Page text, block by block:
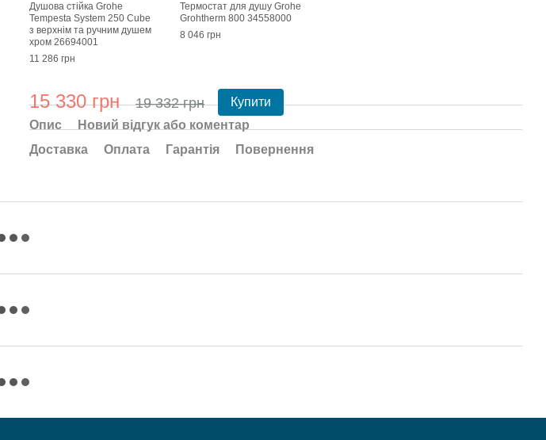
Душова стійка Grohe
Tempesta System 250 Cube
з верхнім та ручним душем
хром 26694001
11 286 грн
Термостат для душу Grohe
Grohtherm 800 34558000
8 046 грн
15 330 грн 19 332 грн
Купити
Опис
Новий відгук або коментар
Доставка
Оплата Гарантія Повернення